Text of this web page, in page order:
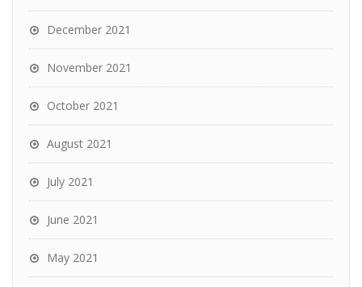
December 2021
November 2021
October 2021
August 2021
July 2021
June 2021
May 2021